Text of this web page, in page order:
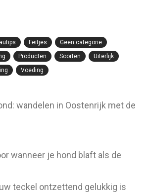
Feitjes
Geen categorie
Producten Soorten
Uiterlijk
Voeding
wandelen in Oostenrijk met de
wanneer je hond blaft als de
teckel ontzettend gelukkig is